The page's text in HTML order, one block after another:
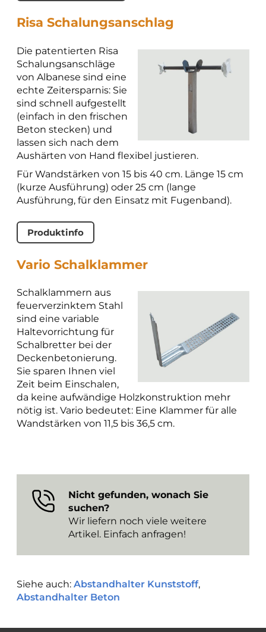
Risa Schalungsanschlag
Die patentierten Risa
Schalungsanschläge
von Albanese sind eine
echte Zeitersparnis: Sie
sind schnell aufgestellt
(einfach in den frischen
Beton stecken) und
lassen sich nach dem
Aushärten von Hand flexibel justieren.
Für Wandstärken von 15 bis 40 cm. Länge 15 cm
(kurze Ausführung) oder 25 cm (lange
Ausführung, für den Einsatz mit Fugenband).
Produktinfo
Vario Schalklammer
Schalklammern aus
feuerverzinktem Stahl
sind eine variable
Haltevorrichtung für
Schalbretter bei der
Deckenbetonierung.
Sie sparen Ihnen viel
Zeit beim Einschalen,
da keine aufwändige Holzkonstruktion mehr
nötig ist. Vario bedeutet: Eine Klammer für alle
Wandstärken von 11,5 bis 36,5 cm.
Nicht gefunden, wonach Sie
suchen?
Wir liefern noch viele weitere
Artikel. Einfach anfragen!
Siehe auch: Abstandhalter Kunststoff,
Abstandhalter Beton